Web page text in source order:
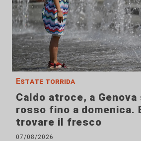
Estate torrida
Caldo atroce, a
rosso fino a domenica.
trovare il fresco
07/08/2026